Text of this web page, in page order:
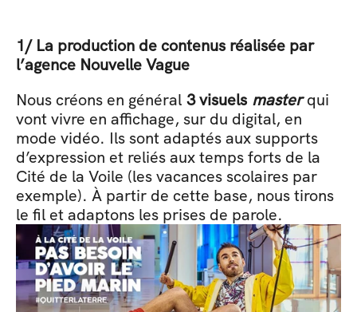
1/ La production de contenus réalisée par
l’agence Nouvelle Vague
Nous créons en général 3 visuels master qui
vont vivre en affichage, sur du digital, en
mode vidéo. Ils sont adaptés aux supports
d’expression et reliés aux temps forts de la
Cité de la Voile (les vacances scolaires par
exemple). À partir de cette base, nous tirons
le fil et adaptons les prises de parole.